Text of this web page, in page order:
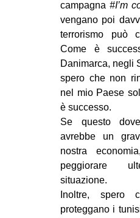
campagna #I’m
vengano poi
terrorismo può
Come è
Danimarca, negli
spero che non
nel mio Paese
è successo.
Se questo
avrebbe un
nostra
peggiorare
situazione.
Inoltre, spero
proteggano i